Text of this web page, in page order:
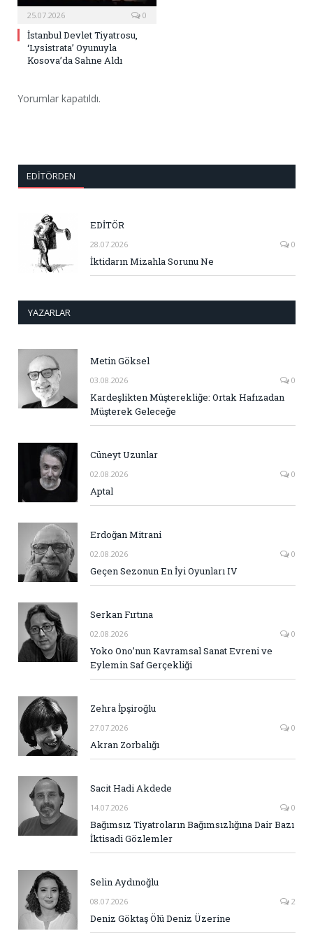
25.07.2026 0
İstanbul Devlet Tiyatrosu,
‘Lysistrata’ Oyunuyla
Kosova’da Sahne Aldı
Yorumlar kapatıldı.
EDITÖRDEN
EDİTÖR
28.07.2026 0
İktidarın Mizahla Sorunu Ne
YAZARLAR
Metin Göksel
03.08.2026 0
Kardeşlikten Müşterekliğe: Ortak Hafızadan
Müşterek Geleceğe
Cüneyt Uzunlar
02.08.2026 0
Aptal
Erdoğan Mitrani
02.08.2026 0
Geçen Sezonun En İyi Oyunları IV
Serkan Fırtına
02.08.2026 0
Yoko Ono’nun Kavramsal Sanat Evreni ve
Eylemin Saf Gerçekliği
Zehra İpşiroğlu
27.07.2026 0
Akran Zorbalığı
Sacit Hadi Akdede
14.07.2026 0
Bağımsız Tiyatroların Bağımsızlığına Dair Bazı
İktisadi Gözlemler
Selin Aydınoğlu
08.07.2026 2
Deniz Göktaş Ölü Deniz Üzerine